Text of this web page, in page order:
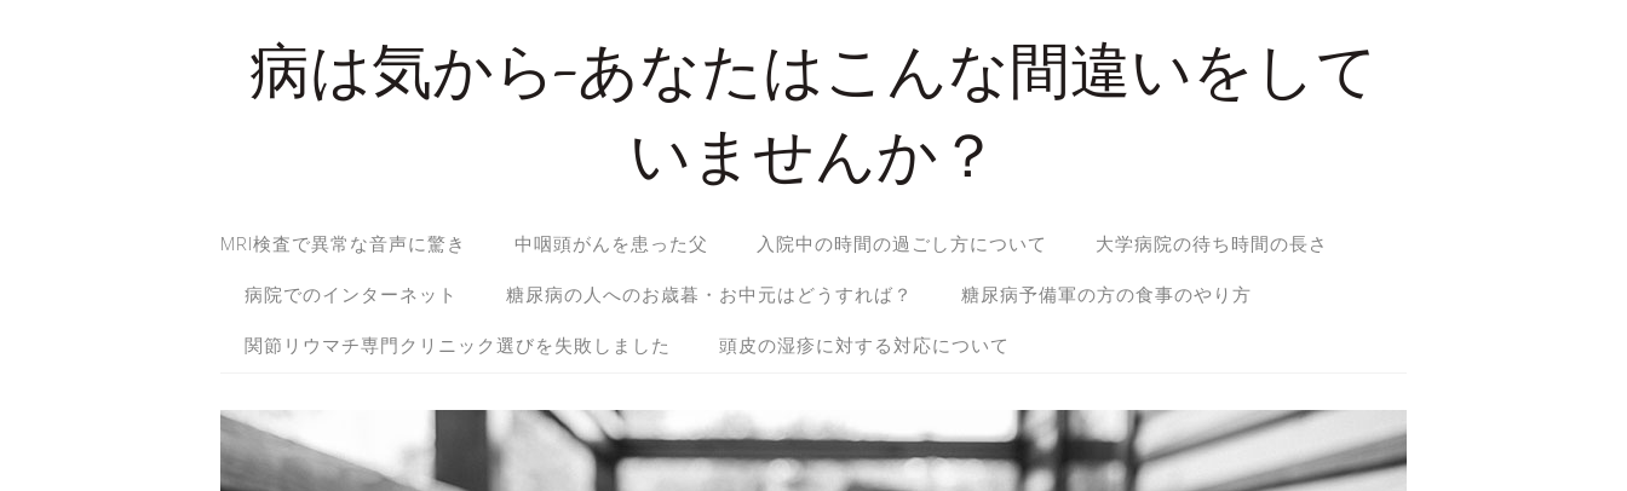
病は気から-あなたはこんな間違いをして
いませんか？
MRI検査で異常な音声に驚き 中咽頭がんを患った父 入院中の時間の過ごし方について 大学病院の待ち時間の長さ
病院でのインターネット 糖尿病の人へのお歳暮・お中元はどうすれば？ 糖尿病予備軍の方の食事のやり方
関節リウマチ専門クリニック選びを失敗しました 頭皮の湿疹に対する対応について